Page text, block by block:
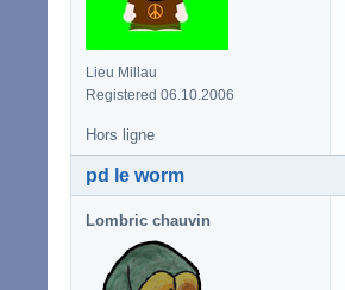
Lieu Millau
Registered 06.10.2006
Hors ligne
pd le worm
Lombric chauvin